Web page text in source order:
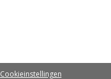
Cookieinstellingen